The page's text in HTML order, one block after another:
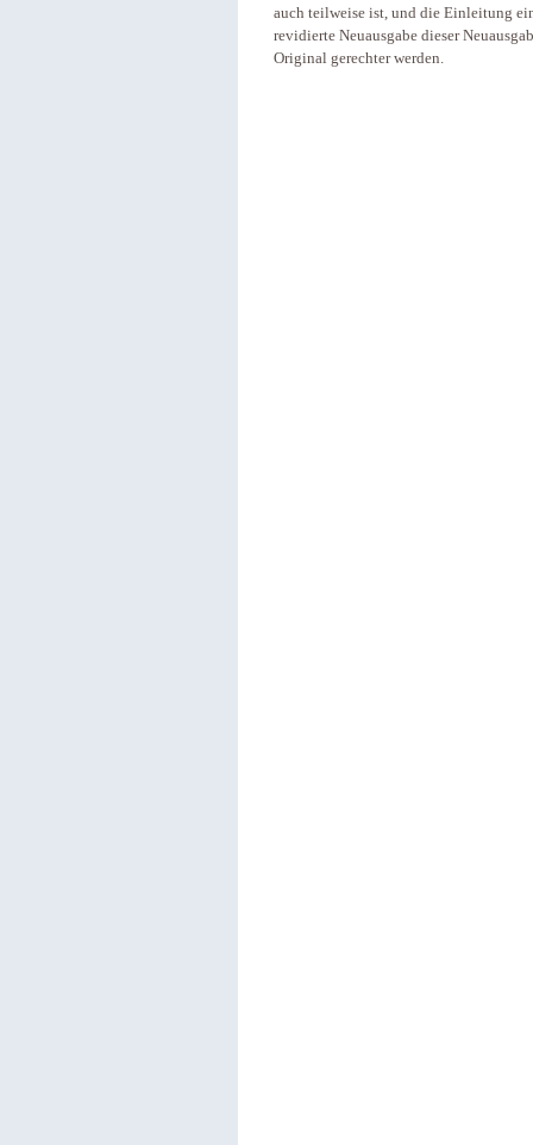
auch teilweise ist, und die Einleitung
revidierte Neuausgabe dieser
Original gerechter werden.